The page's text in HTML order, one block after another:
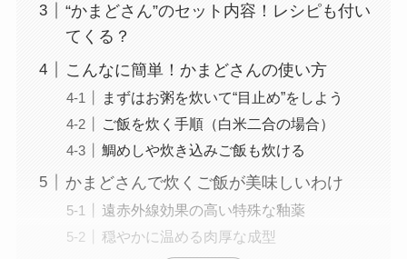
“かまどさん”のセット内容！レシピも付い
てくる？
こんなに簡単！かまどさんの使い方
まずはお粥を炊いて“目止め”をしよう
ご飯を炊く手順（白米二合の場合）
鯛めしや炊き込みご飯も炊ける
かまどさんで炊くご飯が美味しいわけ
遠赤外線効果の高い特殊な釉薬
穏やかに温める肉厚な成型